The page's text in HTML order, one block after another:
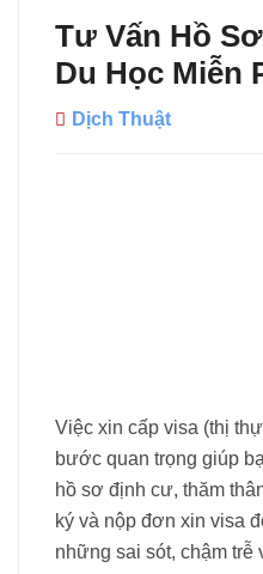
Tư Vấn Hồ
Du Học Miễn
Dịch Thuật
Việc xin cấp visa (thị
bước quan trọng giúp
hồ sơ định cư, thăm
ký và nộp đơn xin visa
những sai sót, chậm trễ